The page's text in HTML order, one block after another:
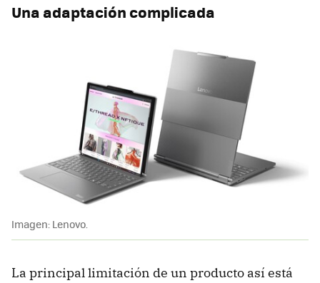
Una adaptación complicada
Imagen: Lenovo.
La principal limitación de un producto así está